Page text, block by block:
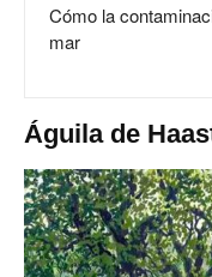
Cómo la
mar
Águila de